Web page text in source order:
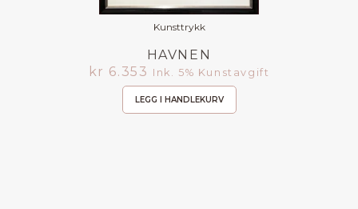
Kunsttrykk
HAVNEN
kr 6.353 Ink. 5% Kunstavgift
LEGG I HANDLEKURV